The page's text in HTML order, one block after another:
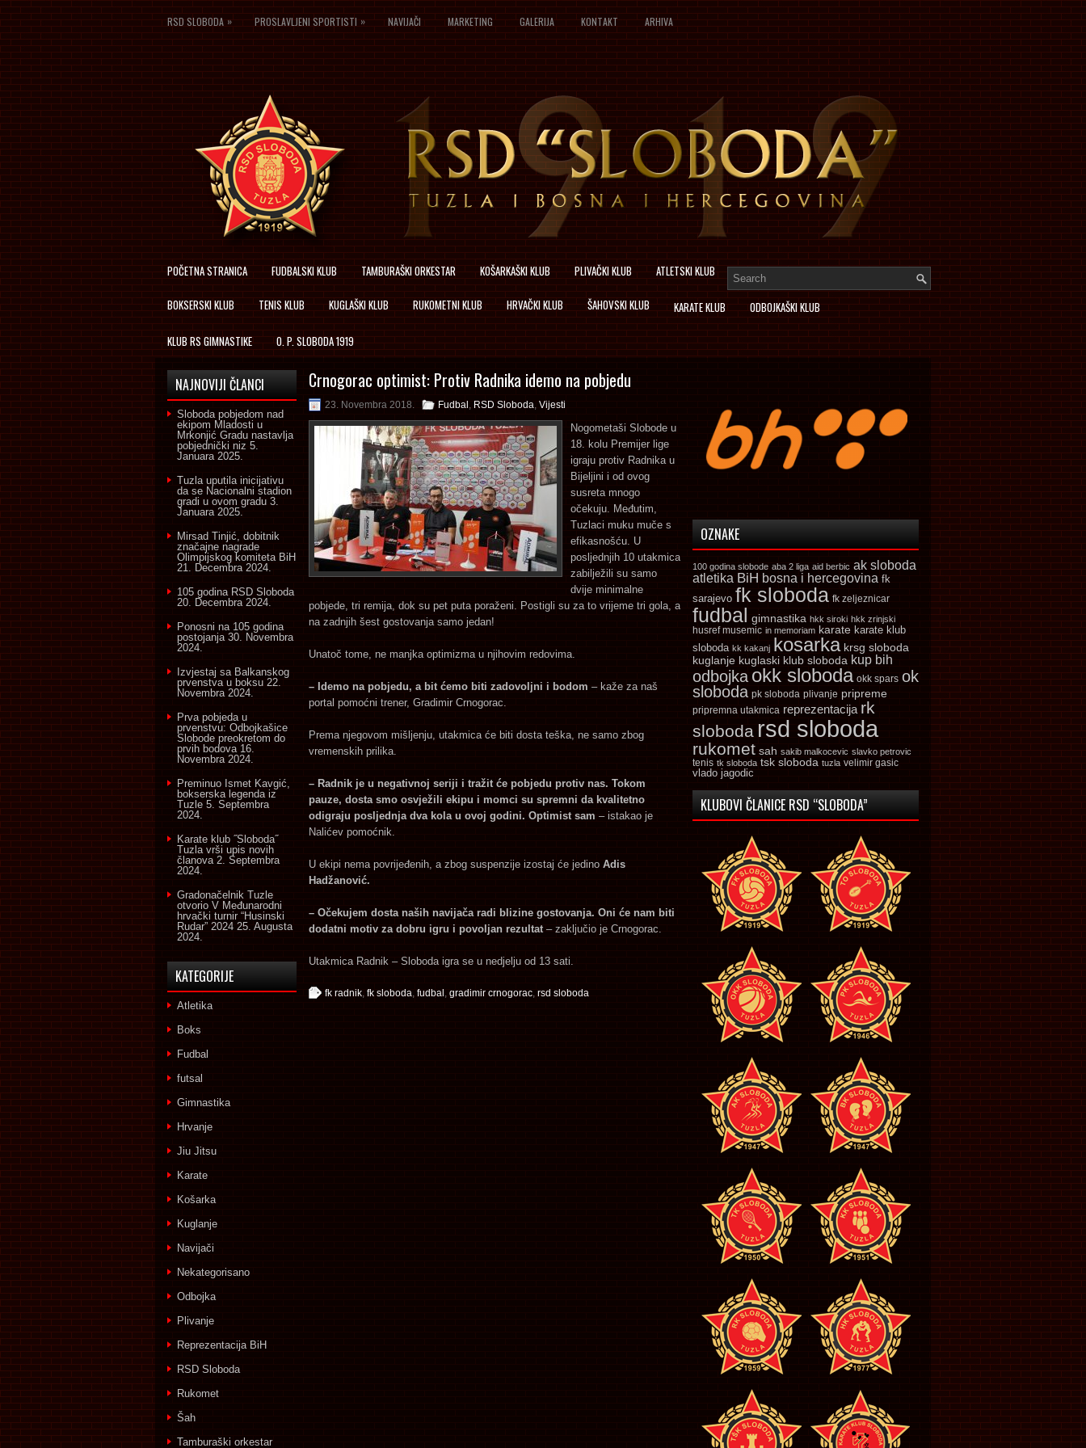
RSD SLOBODA » PROSLAVLJENI SPORTISTI » NAVIJAČI MARKETING GALERIJA KONTAKT ARHIVA
POČETNA STRANICA FUDBALSKI KLUB TAMBURAŠKI ORKESTAR KOŠARKAŠKI KLUB PLIVAČKI KLUB ATLETSKI KLUB
BOKSERSKI KLUB TENIS KLUB KUGLAŠKI KLUB RUKOMETNI KLUB HRVAČKI KLUB ŠAHOVSKI KLUB KARATE KLUB ODBOJKAŠKI KLUB
KLUB RS GIMNASTIKE O. P. SLOBODA 1919
Crnogorac optimist: Protiv Radnika idemo na pobjedu
23. Novembra 2018. Fudbal , RSD Sloboda, Vijesti
Nogometaši Slobode u
18. kolu Premijer lige
igraju protiv Radnika u
Bijeljini i od ovog
susreta mnogo
očekuju. Međutim,
Tuzlaci muku muče s
efikasnošću. U
posljednjih 10 utakmica
zabilježili su samo
dvije minimalne
pobjede, tri remija, dok su pet puta poraženi. Postigli su za to vrijeme tri gola, a
na zadnjih šest gostovanja samo jedan!
Unatoč tome, ne manjka optimizma u njihovim redovima.
– Idemo na pobjedu, a bit ćemo biti zadovoljni i bodom – kaže za naš
portal pomoćni trener, Gradimir Crnogorac.
Prema njegovom mišljenju, utakmica će biti dosta teška, ne samo zbog
vremenskih prilika.
– Radnik je u negativnoj seriji i tražit će pobjedu protiv nas. Tokom
pauze, dosta smo osvježili ekipu i momci su spremni da kvalitetno
odigraju posljednja dva kola u ovoj godini. Optimist sam – istakao je
Nalićev pomoćnik.
U ekipi nema povrijeđenih, a zbog suspenzije izostaj će jedino Adis
Hadžanović.
– Očekujem dosta naših navijača radi blizine gostovanja. Oni će nam biti
dodatni motiv za dobru igru i povoljan rezultat– zaključio je Crnogorac.
Utakmica Radnik – Sloboda igra se u nedjelju od 13 sati.
fk radnik, fk sloboda, fudbal , gradimir crnogorac, rsd sloboda
NAJNOVIJI ČLANCI
Sloboda pobjedom nad
ekipom Mladosti u
Mrkonjić Gradu nastavlja
pobjednički niz 5.
Januara 2025.
Tuzla uputila inicijativu
da se Nacionalni stadion
gradi u ovom gradu 3.
Januara 2025.
Mirsad Tinjić, dobitnik
značajne nagrade
Olimpijskog komiteta BiH
21. Decembra 2024.
105 godina RSD Sloboda
20. Decembra 2024.
Ponosni na 105 godina
postojanja 30. Novembra
2024.
Izvjestaj sa Balkanskog
prvenstva u boksu 22.
Novembra 2024.
Prva pobjeda u
prvenstvu: Odbojkašice
Slobode preokretom do
prvih bodova 16.
Novembra 2024.
Preminuo Ismet Kavgić,
bokserska legenda iz
Tuzle 5. Septembra
2024.
Karate klub ˝Sloboda˝
Tuzla vrši upis novih
članova 2. Septembra
2024.
Gradonačelnik Tuzle
otvorio V Međunarodni
hrvački turnir “Husinski
Rudar” 2024 25. Augusta
2024.
KATEGORIJE
Atletika
Boks
Fudbal
futsal
Gimnastika
Hrvanje
Jiu Jitsu
Karate
Košarka
Kuglanje
Navijači
Nekategorisano
Odbojka
Plivanje
Reprezentacija BiH
RSD Sloboda
Rukomet
Šah
Tamburaški orkestar
OZNAKE
100 godina slobode aba 2 liga aid berbic ak sloboda
atletika BiH bosna i hercegovina fk
sarajevo fk sloboda fk zeljeznicar
fudbal gimnastika hkk siroki hkk zrinjski
husref musemic in memoriam karate karate klub
sloboda kk kakanj kosarka krsg sloboda
kuglanje kuglaski klub sloboda kup bih
odbojka okk sloboda okk spars ok
sloboda pk sloboda plivanje pripreme
pripremna utakmica reprezentacija rk
sloboda rsd sloboda
rukomet sah sakib malkocevic slavko petrovic
tenis tk sloboda tsk sloboda tuzla velimir gasic
vlado jagodic
KLUBOVI ČLANICE RSD “SLOBODA”